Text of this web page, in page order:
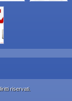
riservati.